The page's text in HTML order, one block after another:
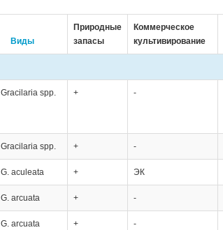
Виды
Природные
запасы
Коммерческое
культивирование
Gracilaria spp. + -
Gracilaria spp. + -
G. aculeata + ЭК
G. arcuata + -
G. arcuata + -